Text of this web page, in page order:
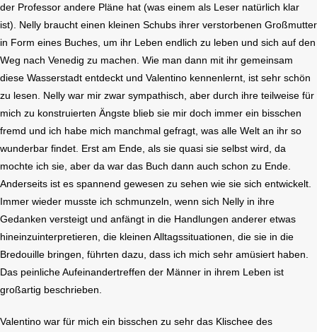
der Professor andere Pläne hat (was einem als Leser natürlich klar
ist). Nelly braucht einen kleinen Schubs ihrer verstorbenen Großmutter
in Form eines Buches, um ihr Leben endlich zu leben und sich auf den
Weg nach Venedig zu machen. Wie man dann mit ihr gemeinsam
diese Wasserstadt entdeckt und Valentino kennenlernt, ist sehr schön
zu lesen. Nelly war mir zwar sympathisch, aber durch ihre teilweise für
mich zu konstruierten Ängste blieb sie mir doch immer ein bisschen
fremd und ich habe mich manchmal gefragt, was alle Welt an ihr so
wunderbar findet. Erst am Ende, als sie quasi sie selbst wird, da
mochte ich sie, aber da war das Buch dann auch schon zu Ende.
Anderseits ist es spannend gewesen zu sehen wie sie sich entwickelt.
Immer wieder musste ich schmunzeln, wenn sich Nelly in ihre
Gedanken versteigt und anfängt in die Handlungen anderer etwas
hineinzuinterpretieren, die kleinen Alltagssituationen, die sie in die
Bredouille bringen, führten dazu, dass ich mich sehr amüsiert haben.
Das peinliche Aufeinandertreffen der Männer in ihrem Leben ist
großartig beschrieben.
Valentino war für mich ein bisschen zu sehr das Klischee des